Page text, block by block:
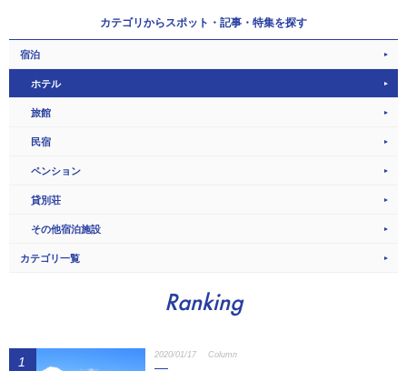
カテゴリからスポット・記事・特集を探す
宿泊
ホテル
旅館
民宿
ペンション
貸別荘
その他宿泊施設
カテゴリ一覧
Ranking
1 2020/01/17 Column